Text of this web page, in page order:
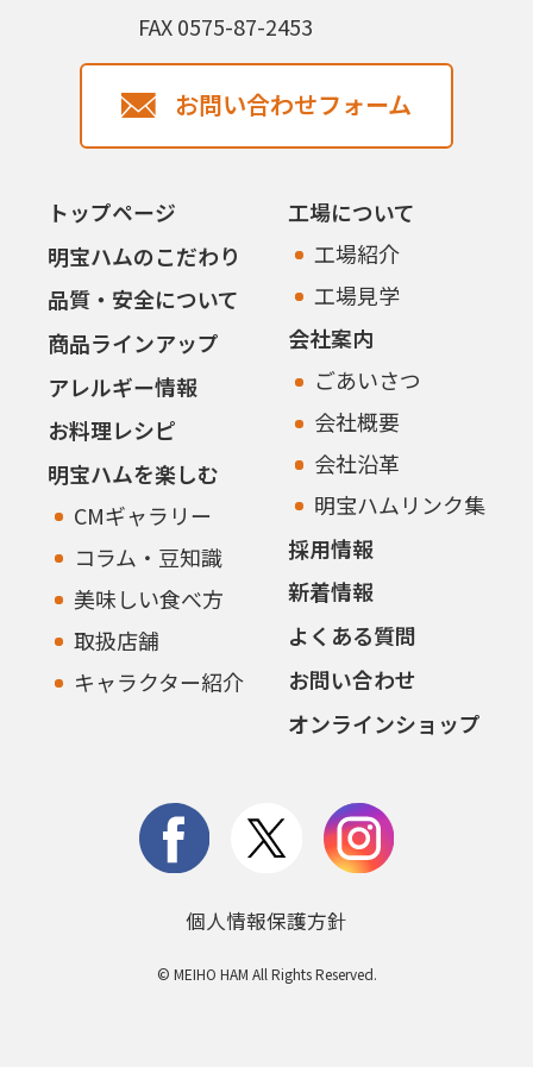
FAX 0575-87-2453
お問い合わせフォーム
トップページ
明宝ハムのこだわり
品質・安全について
商品ラインアップ
アレルギー情報
お料理レシピ
明宝ハムを楽しむ
CMギャラリー
コラム・豆知識
美味しい食べ方
取扱店舗
キャラクター紹介
工場について
工場紹介
工場見学
会社案内
ごあいさつ
会社概要
会社沿革
明宝ハムリンク集
採用情報
新着情報
よくある質問
お問い合わせ
オンラインショップ
個人情報保護方針
© MEIHO HAM All Rights Reserved.